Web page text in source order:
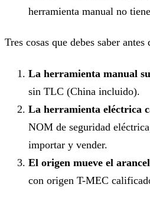
herramienta manual no
Tres cosas que debes saber antes
La herramienta manual
sin TLC (China incluido).
La herramienta eléctrica
NOM de seguridad
importar y vender.
El origen mueve el
con origen T-MEC